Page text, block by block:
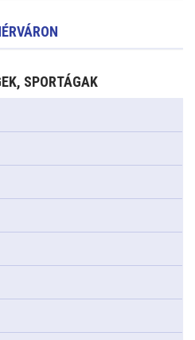
SPORTÁGAK